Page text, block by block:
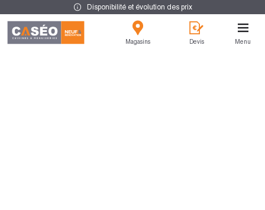
Disponibilité et évolution des prix
Magasins Devis Menu